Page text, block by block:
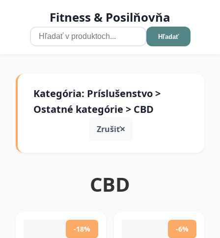
Fitness & Posilňovňa
Hľadať
Kategória: Príslušenstvo >
Ostatné kategórie > CBD
Zrušiť
CBD
-18% -6%